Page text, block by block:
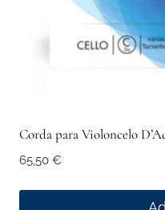
Corda para Violoncelo
65,50 €